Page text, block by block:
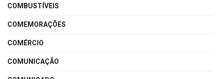
COMBUSTÍVEIS
COMEMORAÇÕES
COMÉRCIO
COMUNICAÇÃO